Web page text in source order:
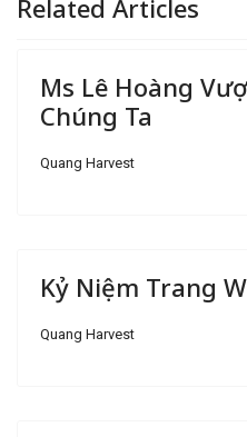
Related Articles
Ms Lê Hoàng
Chúng Ta
Quang Harvest
Kỷ Niệm Trang
Quang Harvest